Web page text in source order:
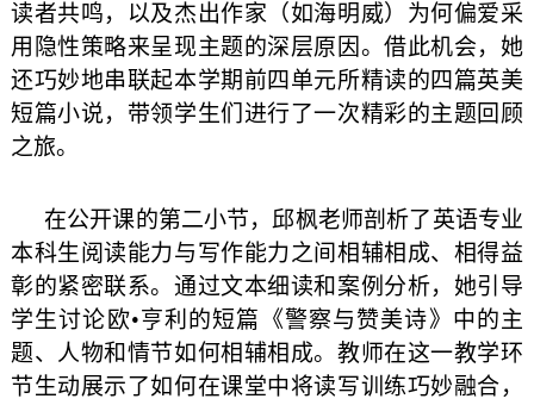
读者共鸣，以及杰出作家（如海明威）为何偏爱采
用隐性策略来呈现主题的深层原因。借此机会，她
还巧妙地串联起本学期前四单元所精读的四篇英美
短篇小说，带领学生们进行了一次精彩的主题回顾
之旅。
在公开课的第二小节，邱枫老师剖析了英语专业
本科生阅读能力与写作能力之间相辅相成、相得益
彰的紧密联系。通过文本细读和案例分析，她引导
学生讨论欧•亨利的短篇《警察与赞美诗》中的主
题、人物和情节如何相辅相成。教师在这一教学环
节生动展示了如何在课堂中将读写训练巧妙融合，